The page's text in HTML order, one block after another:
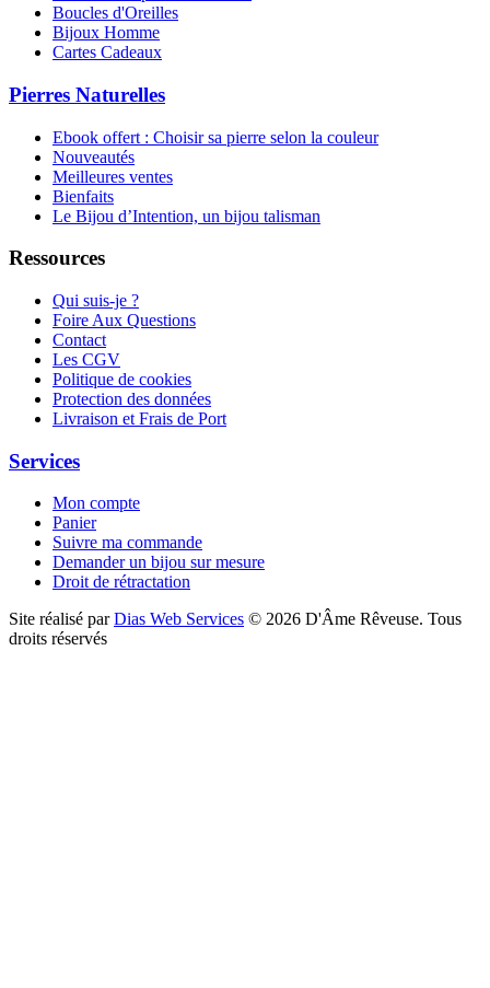
Boucles d'Oreilles
Bijoux Homme
Cartes Cadeaux
Pierres Naturelles
Ebook offert : Choisir sa pierre selon la couleur
Nouveautés
Meilleures ventes
Bienfaits
Le Bijou d’Intention, un bijou talisman
Ressources
Qui suis-je ?
Foire Aux Questions
Contact
Les CGV
Politique de cookies
Protection des données
Livraison et Frais de Port
Services
Mon compte
Panier
Suivre ma commande
Demander un bijou sur mesure
Droit de rétractation
Site réalisé par Dias Web Services © 2026 D'Âme Rêveuse. Tous
droits réservés